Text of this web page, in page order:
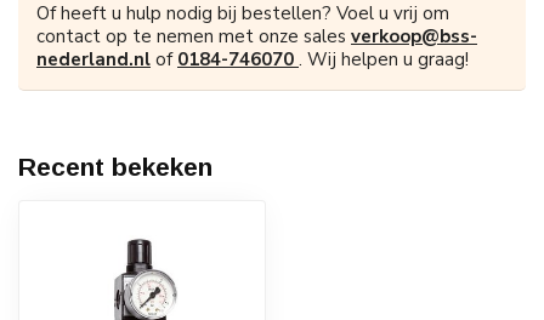
Of heeft u hulp nodig bij bestellen? Voel u vrij om
contact op te nemen met onze sales verkoop@bss-
nederland.nl of 0184-746070 . Wij helpen u graag!
Recent bekeken